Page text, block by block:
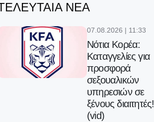
ΝΈΑ
07.08.2026 | 11:33
Νότια Κορέα:
Καταγγελίες για
προσφορά
σεξουαλικών
υπηρεσιών σε
ξένους διαιτητές!
(vid)